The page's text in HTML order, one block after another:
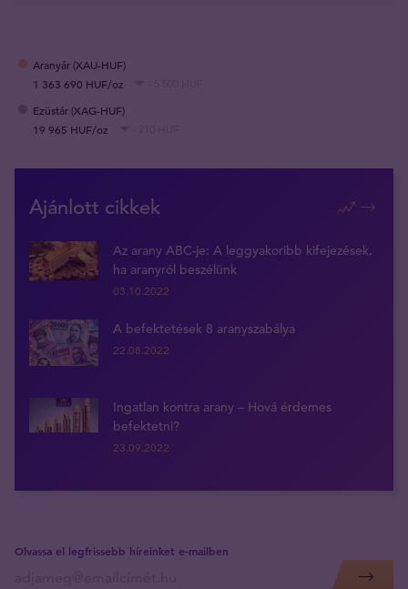
Aranyár (XAU-HUF)
1 363 690 HUF/oz
Ezüstár (XAG-HUF)
19 965 HUF/oz
Ajánlott cikkek
Az arany ABC-je: A leggyakoribb kifejezések,
ha aranyról beszélünk
03.10.2022
A befektetések 8 aranyszabálya
22.08.2022
Ingatlan kontra arany – Hová érdemes
befektetni?
23.09.2022
Olvassa el legfrissebb híreinket e-mailben